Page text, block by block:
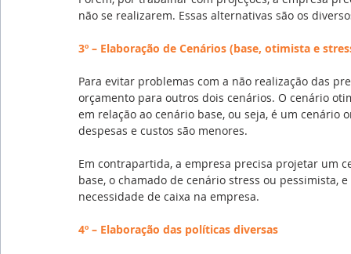
não se realizarem. Essas alternativas são os
3º – Elaboração de Cenários (base, otimista e
Para evitar problemas com a não realização das
orçamento para outros dois cenários. O cenário
em relação ao cenário base, ou seja, é um cenário
despesas e custos são menores.
Em contrapartida, a empresa precisa projetar um
base, o chamado de cenário stress ou
necessidade de caixa na empresa.
4º – Elaboração das políticas diversas